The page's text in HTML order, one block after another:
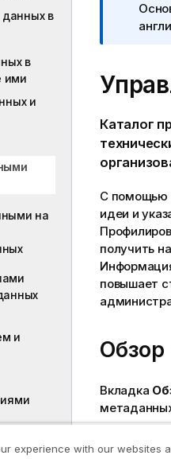
в
в
ими
и
на
и
Каталог
С помощью
идеи и
получить
повышает
Обзор
Вкладка
experience with our websites